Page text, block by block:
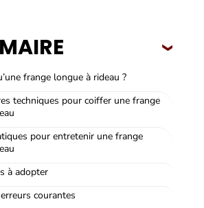
frange longue à rideau ?
techniques pour coiffer une frange
pour entretenir une frange
à adopter
courantes